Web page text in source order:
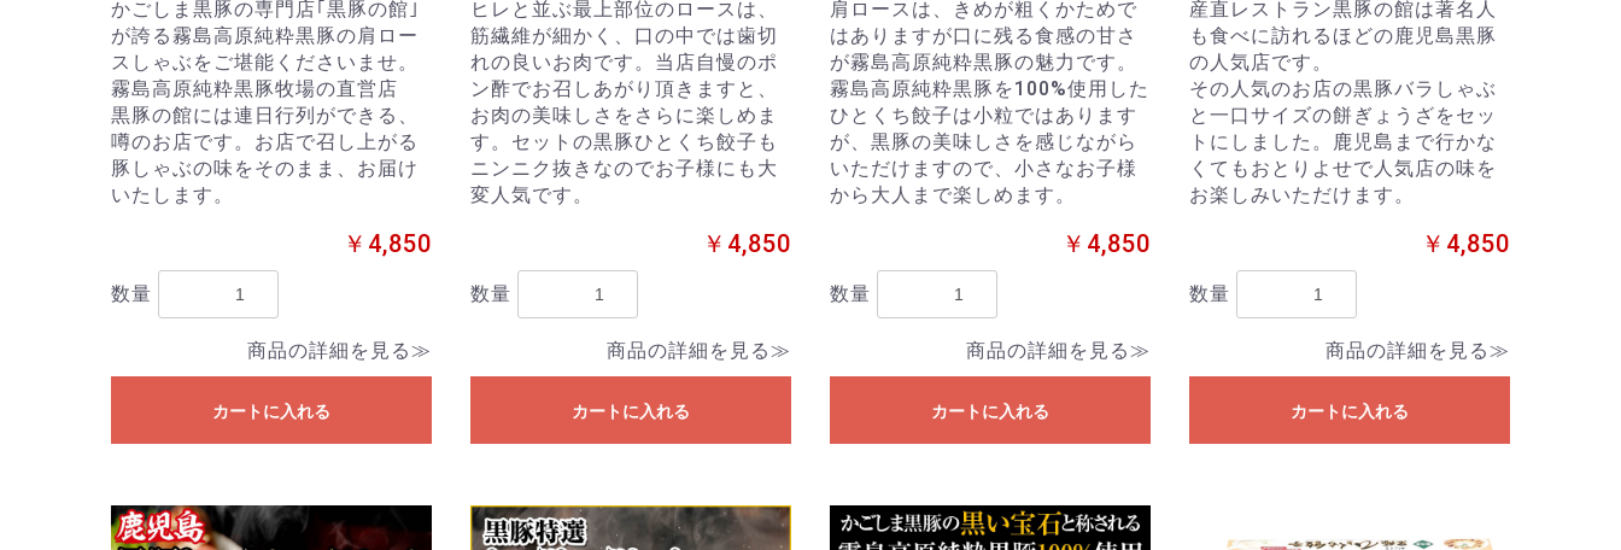
かごしま黒豚の専門店｢黒豚の館｣
が誇る霧島高原純粋黒豚の肩ロー
スしゃぶをご堪能くださいませ。
霧島高原純粋黒豚牧場の直営店
黒豚の館には連日行列ができる、
噂のお店です。お店で召し上がる
豚しゃぶの味をそのまま、お届け
いたします。
￥4,850
数量
商品の詳細を見る≫
カートに入れる
ヒレと並ぶ最上部位のロースは、
筋繊維が細かく、口の中では歯切
れの良いお肉です。当店自慢のポ
ン酢でお召しあがり頂きますと、
お肉の美味しさをさらに楽しめま
す。セットの黒豚ひとくち餃子も
ニンニク抜きなのでお子様にも大
変人気です。
￥4,850
数量
商品の詳細を見る≫
カートに入れる
肩ロースは、きめが粗くかためで
はありますが口に残る食感の甘さ
が霧島高原純粋黒豚の魅力です。
霧島高原純粋黒豚を100%使用した
ひとくち餃子は小粒ではあります
が、黒豚の美味しさを感じながら
いただけますので、小さなお子様
から大人まで楽しめます。
￥4,850
数量
商品の詳細を見る≫
カートに入れる
産直レストラン黒豚の館は著名人
も食べに訪れるほどの鹿児島黒豚
の人気店です。
その人気のお店の黒豚バラしゃぶ
と一口サイズの餅ぎょうざをセッ
トにしました。鹿児島まで行かな
くてもおとりよせで人気店の味を
お楽しみいただけます。
￥4,850
数量
商品の詳細を見る≫
カートに入れる